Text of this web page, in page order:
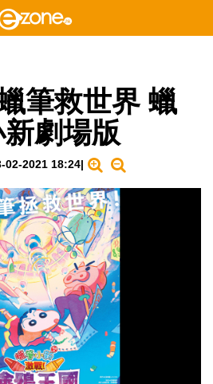
筆救世界 蠟
劇場版
02-2021 18:24|